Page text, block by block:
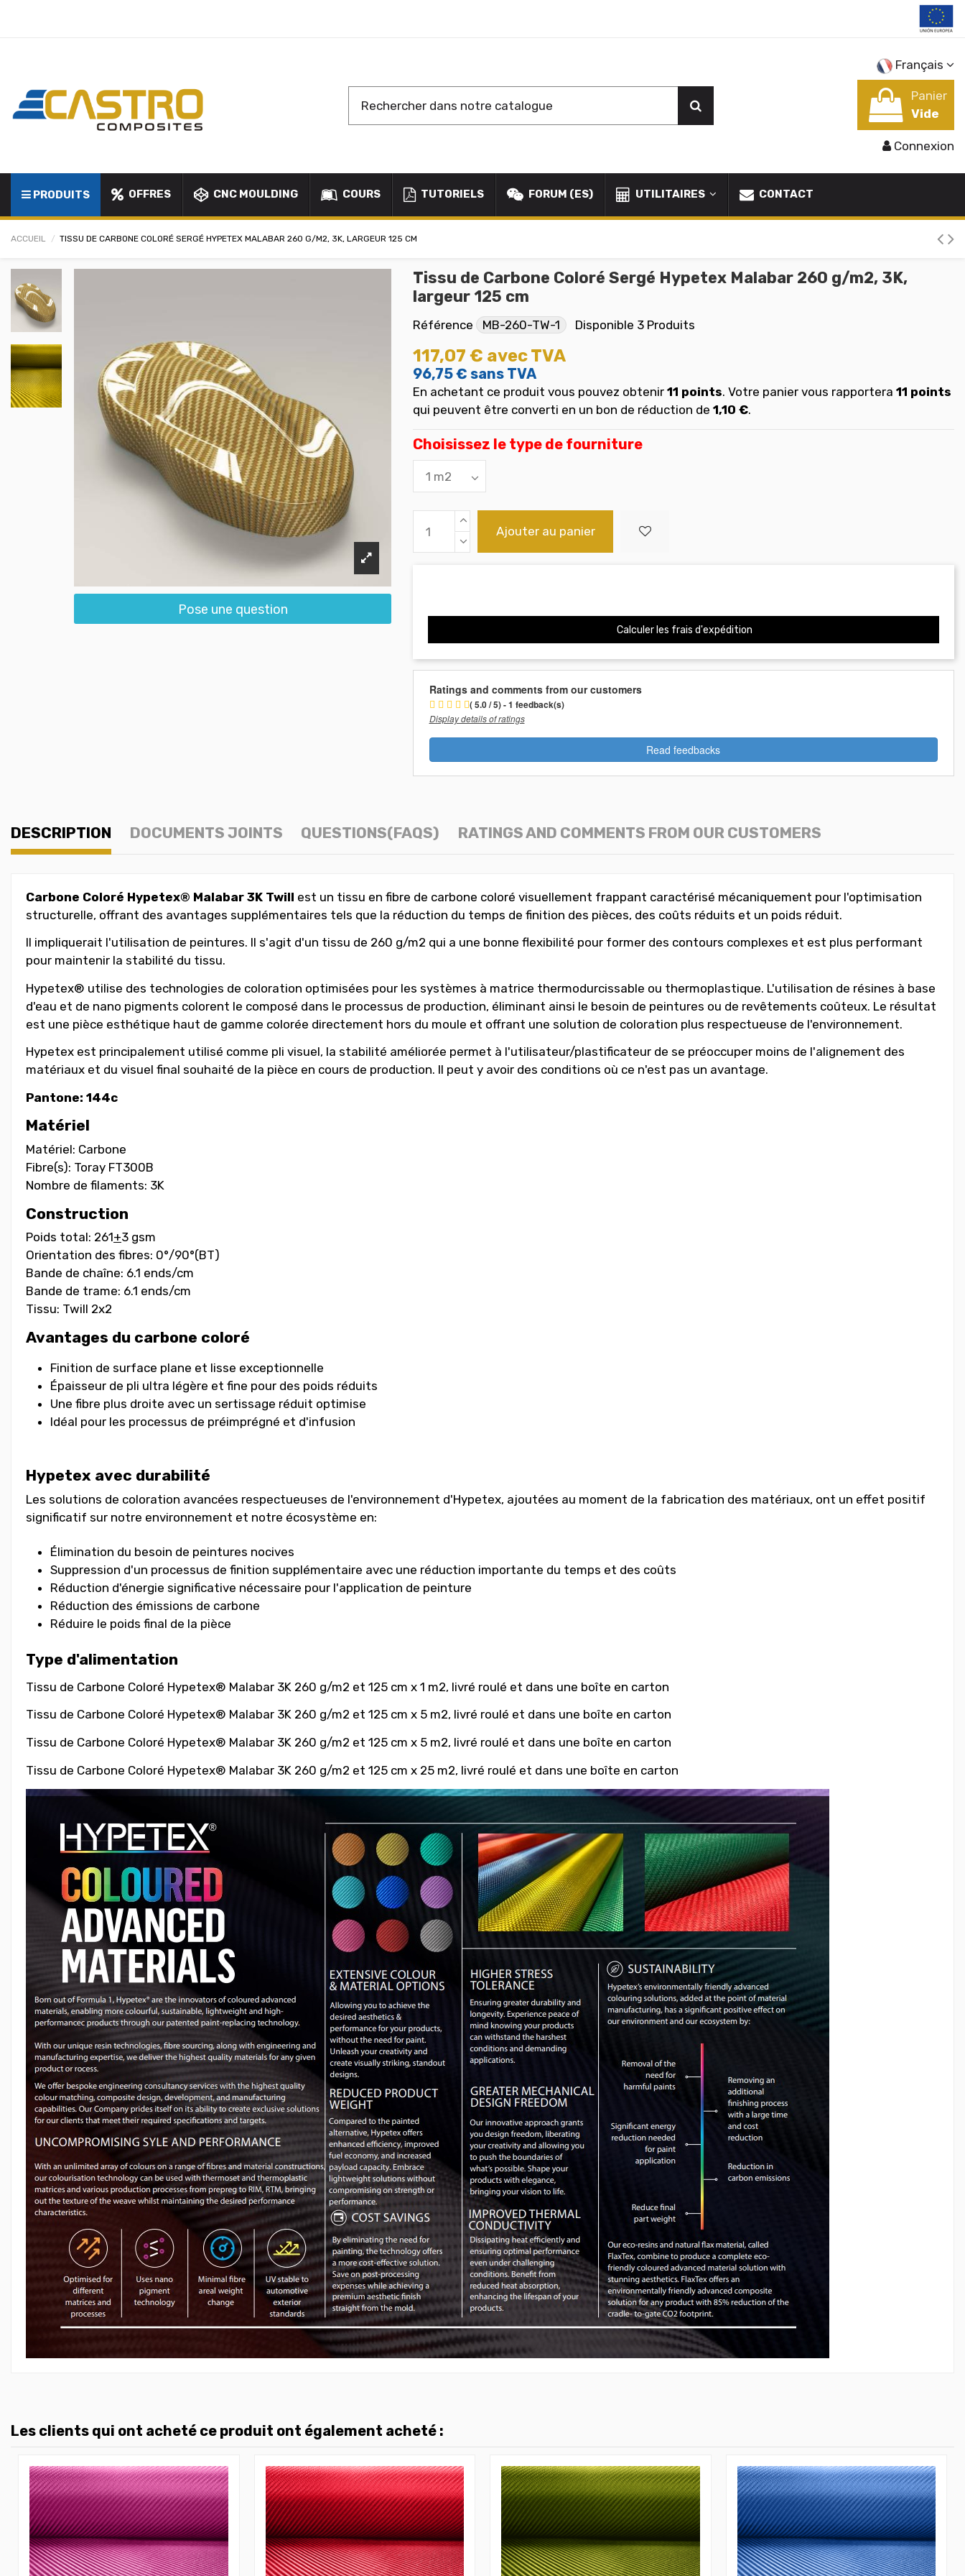
Français
Panier
Vide
Connexion
PRODUITS OFFRES CNC MOULDING COURS TUTORIELS FORUM (ES) UTILITAIRES CONTACT
ACCUEIL TISSU DE CARBONE COLORÉ SERGÉ HYPETEX MALABAR 260 G/M2, 3K, LARGEUR 125 CM
Pose une question
Tissu de Carbone Coloré Sergé Hypetex Malabar 260 g/m2, 3K,
largeur 125 cm
Référence MB-260-TW-1 Disponible 3 Produits
117,07 € avec TVA
96,75 € sans TVA
En achetant ce produit vous pouvez obtenir 11 points. Votre panier vous rapportera 11 points
qui peuvent être converti en un bon de réduction de 1,10 €.
Choisissez le type de fourniture
Ajouter au panier
Calculer les frais d'expédition
Ratings and comments from our customers
( 5.0 / 5) - 1 feedback(s)
Display details of ratings
Read feedbacks
DESCRIPTION DOCUMENTS JOINTS QUESTIONS(FAQS) RATINGS AND COMMENTS FROM OUR CUSTOMERS
Carbone Coloré Hypetex® Malabar 3K Twill est un tissu en fibre de carbone coloré visuellement frappant caractérisé mécaniquement pour l'optimisation
structurelle, offrant des avantages supplémentaires tels que la réduction du temps de finition des pièces, des coûts réduits et un poids réduit.
Il impliquerait l'utilisation de peintures. Il s'agit d'un tissu de 260 g/m2 qui a une bonne flexibilité pour former des contours complexes et est plus performant
pour maintenir la stabilité du tissu.
Hypetex® utilise des technologies de coloration optimisées pour les systèmes à matrice thermodurcissable ou thermoplastique. L'utilisation de résines à base
d'eau et de nano pigments colorent le composé dans le processus de production, éliminant ainsi le besoin de peintures ou de revêtements coûteux. Le résultat
est une pièce esthétique haut de gamme colorée directement hors du moule et offrant une solution de coloration plus respectueuse de l'environnement.
Hypetex est principalement utilisé comme pli visuel, la stabilité améliorée permet à l'utilisateur/plastificateur de se préoccuper moins de l'alignement des
matériaux et du visuel final souhaité de la pièce en cours de production. Il peut y avoir des conditions où ce n'est pas un avantage.
Pantone: 144c
Matériel
Matériel: Carbone
Fibre(s): Toray FT300B
Nombre de filaments: 3K
Construction
Poids total: 261+3 gsm
Orientation des fibres: 0°/90°(BT)
Bande de chaîne: 6.1 ends/cm
Bande de trame: 6.1 ends/cm
Tissu: Twill 2x2
Avantages du carbone coloré
Finition de surface plane et lisse exceptionnelle
Épaisseur de pli ultra légère et fine pour des poids réduits
Une fibre plus droite avec un sertissage réduit optimise
Idéal pour les processus de préimprégné et d'infusion
Hypetex avec durabilité
Les solutions de coloration avancées respectueuses de l'environnement d'Hypetex, ajoutées au moment de la fabrication des matériaux, ont un effet positif
significatif sur notre environnement et notre écosystème en:
Élimination du besoin de peintures nocives
Suppression d'un processus de finition supplémentaire avec une réduction importante du temps et des coûts
Réduction d'énergie significative nécessaire pour l'application de peinture
Réduction des émissions de carbone
Réduire le poids final de la pièce
Type d'alimentation
Tissu de Carbone Coloré Hypetex® Malabar 3K 260 g/m2 et 125 cm x 1 m2, livré roulé et dans une boîte en carton
Tissu de Carbone Coloré Hypetex® Malabar 3K 260 g/m2 et 125 cm x 5 m2, livré roulé et dans une boîte en carton
Tissu de Carbone Coloré Hypetex® Malabar 3K 260 g/m2 et 125 cm x 5 m2, livré roulé et dans une boîte en carton
Tissu de Carbone Coloré Hypetex® Malabar 3K 260 g/m2 et 125 cm x 25 m2, livré roulé et dans une boîte en carton
Les clients qui ont acheté ce produit ont également acheté :